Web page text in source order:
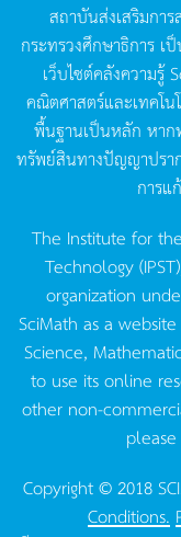
สถาบันส่งเสริมกา
กระทรวงศึกษาธิการ เ
เว็บไซต์คลังความรู้
คณิตศาสตร์และเทคโ
พื้นฐานเป็นหลัก หาก
ทรัพย์สินทางปัญญาปรา
การแ
The Institute for
Technology
organization
SciMath as a
Science,
to use its online
other non-
Copyright © 2018
Conditions.